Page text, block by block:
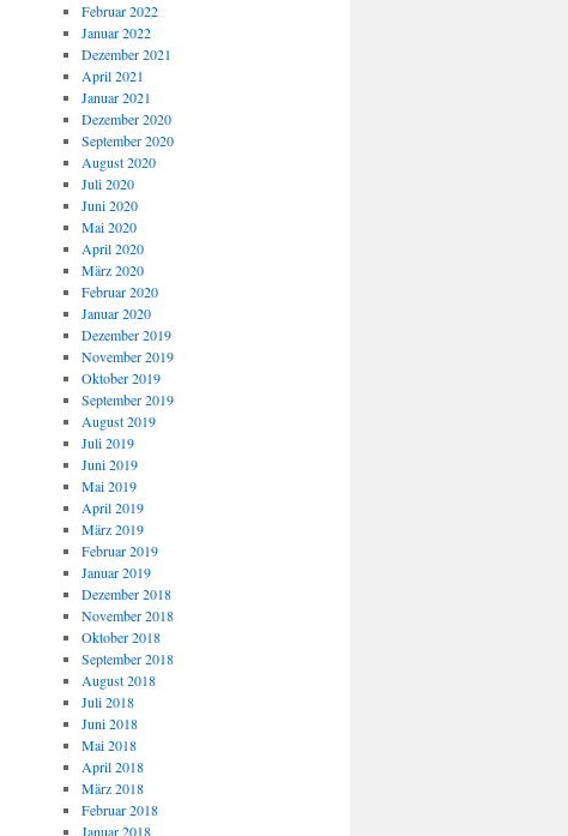
Februar 2022
Januar 2022
Dezember 2021
April 2021
Januar 2021
Dezember 2020
September 2020
August 2020
Juli 2020
Juni 2020
Mai 2020
April 2020
März 2020
Februar 2020
Januar 2020
Dezember 2019
November 2019
Oktober 2019
September 2019
August 2019
Juli 2019
Juni 2019
Mai 2019
April 2019
März 2019
Februar 2019
Januar 2019
Dezember 2018
November 2018
Oktober 2018
September 2018
August 2018
Juli 2018
Juni 2018
Mai 2018
April 2018
März 2018
Februar 2018
Januar 2018